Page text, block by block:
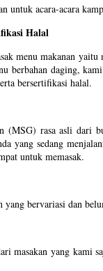
untuk acara-acara
Halal
menu makanan
berbahan daging,
bersertifikasi halal.
rasa asli dari
yang sedang
untuk memasak.
bervariasi dan
masakan yang kami